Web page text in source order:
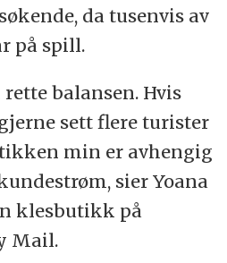
da tusenvis av
på spill.
balansen. Hvis
sett flere turister
min er avhengig
sier Yoana
klesbutikk på
Mail.